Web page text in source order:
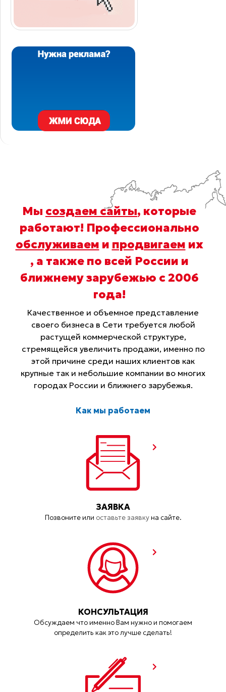
Мы создаем сайты, которые
работают! Профессионально
обслуживаем и продвигаем их
, а также по всей России и
ближнему зарубежью с 2006
года!
Качественное и объемное представление
своего бизнеса в Сети требуется любой
растущей коммерческой структуре,
стремящейся увеличить продажи, именно по
этой причине среди наших клиентов как
крупные так и небольшие компании во многих
городах России и ближнего зарубежья.
Как мы работаем
ЗАЯВКА
Позвоните или оставьте заявкуна сайте.
КОНСУЛЬТАЦИЯ
Обсуждаем что именно Вам нужно и помогаем
определить как это лучше сделать!